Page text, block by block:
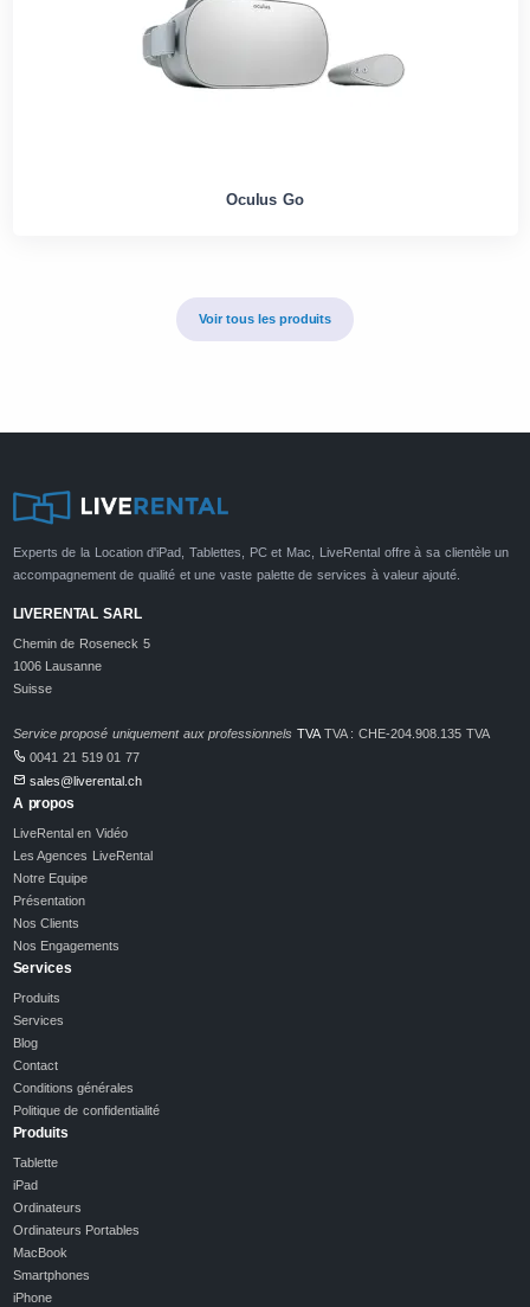
Oculus Go
Voir tous les produits
Experts de la Location d'iPad, Tablettes, PC et Mac, LiveRental offre à sa clientèle un
accompagnement de qualité et une vaste palette de services à valeur ajouté.
LIVERENTAL SARL
Chemin de Roseneck 5
1006 Lausanne
Suisse
Service proposé uniquement aux professionnels TVATVA : CHE-204.908.135 TVA
0041 21 519 01 77
sales@liverental.ch
A propos
LiveRental en Vidéo
Les Agences LiveRental
Notre Equipe
Présentation
Nos Clients
Nos Engagements
Services
Produits
Services
Blog
Contact
Conditions générales
Politique de confidentialité
Produits
Tablette
iPad
Ordinateurs
Ordinateurs Portables
MacBook
Smartphones
iPhone